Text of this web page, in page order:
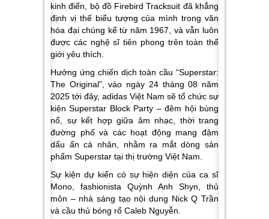
kinh điển, bộ đồ Firebird Tracksuit đã khẳng
định vị thế biểu tượng của mình trong văn
hóa đại chúng kể từ năm 1967, và vẫn luôn
được các nghệ sĩ tiên phong trên toàn thế
giới yêu thích.
Hưởng ứng chiến dịch toàn cầu “Superstar:
The Original”, vào ngày 24 tháng 08 năm
2025 tới đây, adidas Việt Nam sẽ tổ chức sự
kiện Superstar Block Party – đêm hội bùng
nổ, sự kết hợp giữa âm nhạc, thời trang
đường phố và các hoạt động mang đậm
dấu ấn cá nhân, nhằm ra mắt dòng sản
phẩm Superstar tại thị trường Việt Nam.
Sự kiện dự kiến có sự hiện diện của ca sĩ
Mono, fashionista Quỳnh Anh Shyn, thủ
môn – nhà sáng tạo nội dung Nick Q Trần
và cầu thủ bóng rổ Caleb Nguyễn.